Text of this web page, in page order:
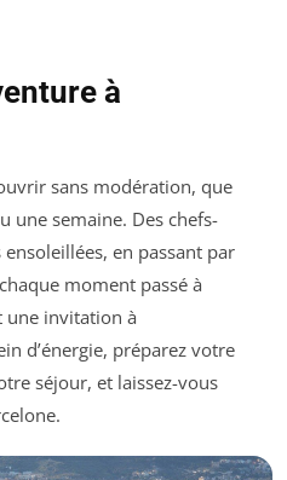
à
sans modération, que
une semaine. Des chefs-
en passant par
moment passé à
une invitation à
d’énergie, préparez votre
séjour, et laissez-vous